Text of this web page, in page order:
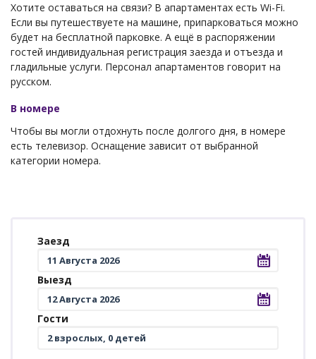
Хотите оставаться на связи? В апартаментах есть Wi-Fi.
Если вы путешествуете на машине, припарковаться можно
будет на бесплатной парковке. А ещё в распоряжении
гостей индивидуальная регистрация заезда и отъезда и
гладильные услуги. Персонал апартаментов говорит на
русском.
В номере
Чтобы вы могли отдохнуть после долгого дня, в номере
есть телевизор. Оснащение зависит от выбранной
категории номера.
Заезд
Выезд
Гости